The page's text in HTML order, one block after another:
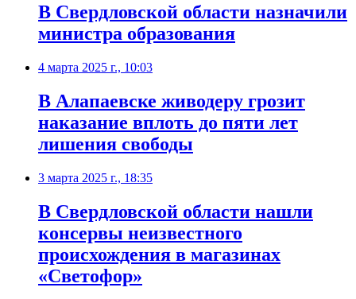
В Свердловской области назначили
министра образования
4 марта 2025 г., 10:03
В Алапаевске живодеру грозит
наказание вплоть до пяти лет
лишения свободы
3 марта 2025 г., 18:35
В Свердловской области нашли
консервы неизвестного
происхождения в магазинах
«Светофор»